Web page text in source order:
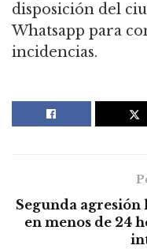
disposición del
Whatsapp para
incidencias.
Segunda
en menos de 24